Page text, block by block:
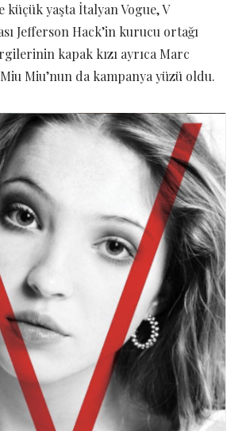
küçük yaşta İtalyan Vogue, V
Jefferson Hack’in kurucu ortağı
kapak kızı ayrıca Marc
Miu’nun da kampanya yüzü oldu.